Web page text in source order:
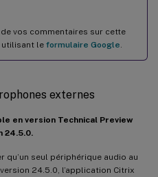
vos commentaires sur cette
utilisant le formulaire Google
externes
en version Technical Preview
24.5.0.
qu’un seul périphérique audio au
24.5.0, l’application Citrix